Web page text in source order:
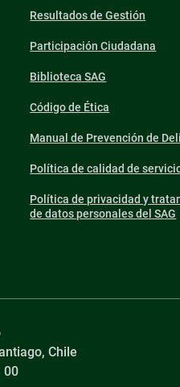
Resultados de Gestión
Participación Ciudadana
Biblioteca SAG
Código de Ética
Manual de Prevención de
Política de calidad de
Política de privacidad y
de datos personales del SAG
Chile
00